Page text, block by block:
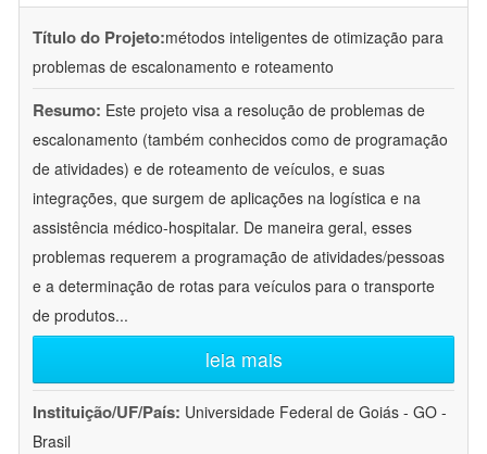
Título do Projeto:métodos inteligentes de otimização para
problemas de escalonamento e roteamento
Resumo: Este projeto visa a resolução de problemas de
escalonamento (também conhecidos como de programação
de atividades) e de roteamento de veículos, e suas
integrações, que surgem de aplicações na logística e na
assistência médico-hospitalar. De maneira geral, esses
problemas requerem a programação de atividades/pessoas
e a determinação de rotas para veículos para o transporte
de produtos...
leia mais
Instituição/UF/País: Universidade Federal de Goiás - GO -
Brasil